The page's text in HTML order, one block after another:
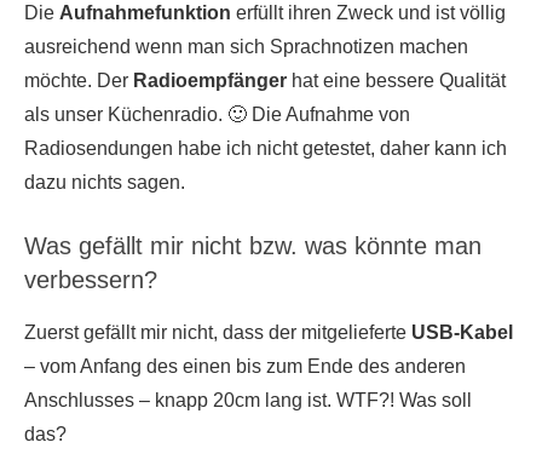
Die Aufnahmefunktion erfüllt ihren Zweck und ist völlig
ausreichend wenn man sich Sprachnotizen machen
möchte. Der Radioempfänger hat eine bessere Qualität
als unser Küchenradio. 🙂 Die Aufnahme von
Radiosendungen habe ich nicht getestet, daher kann ich
dazu nichts sagen.
Was gefällt mir nicht bzw. was könnte man
verbessern?
Zuerst gefällt mir nicht, dass der mitgelieferte USB-Kabel
– vom Anfang des einen bis zum Ende des anderen
Anschlusses – knapp 20cm lang ist. WTF?! Was soll
das?